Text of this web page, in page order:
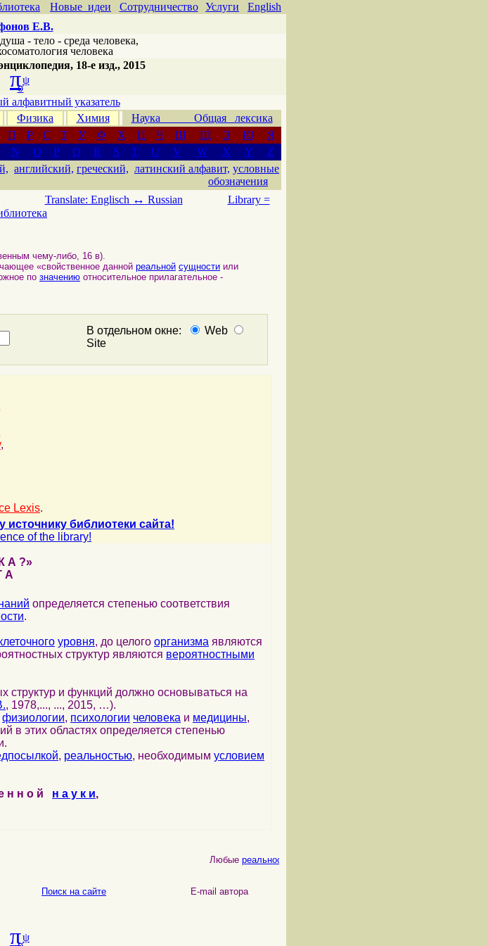
Новые идеи Сотрудничество Услуги
English
Е.В.
- тело - среда человека,
человека
18-е изд., 2015
πψ
σ
алфавитный указатель
Физика Химия
Наука Общая лексика
П Р С Т У Ф Х Ц Ч Ш Щ Э Ю
Я
N O P Q R S T U V W X Y
Z
английский, греческий, латинский алфавит, условные
обозначения
Translate: Englisch ↔ Russian
Library =
чему-либо, 16 в).
«свойственное данной реальной сущности или
по значению относительное прилагательное -
В отдельном окне:
Web
Site
,
Lexis.
библиотеки сайта!
of the library!
А ?»
А
определяется степенью соответствия
.
уровня, до целого организма являются
структур являются вероятностными
структур и функций должно основываться на
, 1978,..., ..., 2015, …).
физиологии, психологии человека и медицины,
в этих областях определяется степенью
, реальностью, необходимым условием
н н о й н а у к и,
Любыереальности
Поиск на сайте E-mail автора
πψ